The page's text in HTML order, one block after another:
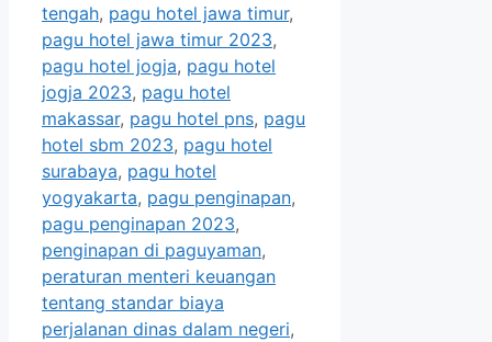
tengah, pagu hotel jawa timur,
pagu hotel jawa timur 2023,
pagu hotel jogja, pagu hotel
jogja 2023, pagu hotel
makassar, pagu hotel pns, pagu
hotel sbm 2023, pagu hotel
surabaya, pagu hotel
yogyakarta, pagu penginapan,
pagu penginapan 2023,
penginapan di paguyaman,
peraturan menteri keuangan
tentang standar biaya
perjalanan dinas dalam negeri,